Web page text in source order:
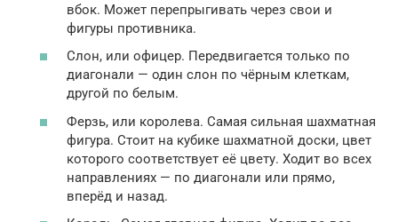
вбок. Может перепрыгивать через свои и
фигуры противника.
Слон, или офицер. Передвигается только по
диагонали — один слон по чёрным клеткам,
другой по белым.
Ферзь, или королева. Самая сильная шахматная
фигура. Стоит на кубике шахматной доски, цвет
которого соответствует её цвету. Ходит во всех
направлениях — по диагонали или прямо,
вперёд и назад.